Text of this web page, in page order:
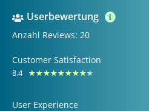
Userbewertung
Anzahl Reviews: 20
Customer Satisfaction
8.4 ★★★★★★★★★
User Experience